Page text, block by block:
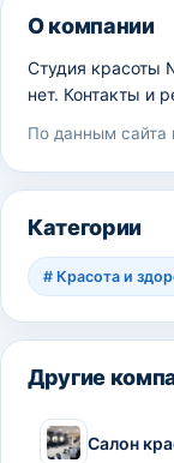
О компании
Студия красоты
нет. Контакты и
По данным сайта
Категории
# Красота и
Другие
Салон